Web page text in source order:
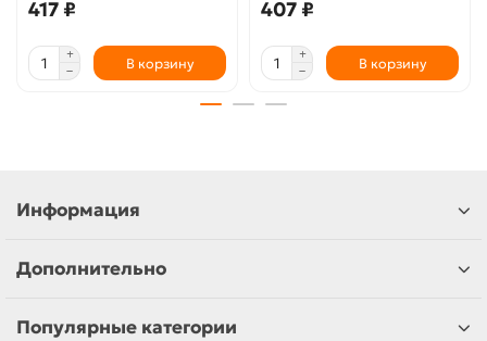
417 ₽
В корзину
407 ₽
В корзину
Информация
Дополнительно
Популярные категории